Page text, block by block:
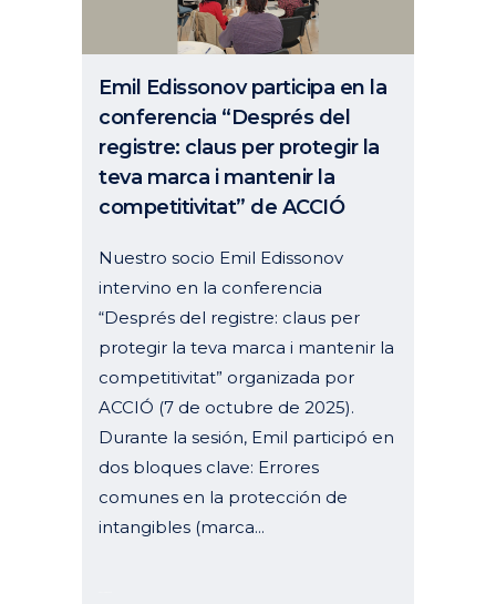
Emil Edissonov participa en la
conferencia “Després del
registre: claus per protegir la
teva marca i mantenir la
competitivitat” de ACCIÓ
Nuestro socio Emil Edissonov
intervino en la conferencia
“Després del registre: claus per
protegir la teva marca i mantenir la
competitivitat” organizada por
ACCIÓ (7 de octubre de 2025).
Durante la sesión, Emil participó en
dos bloques clave: Errores
comunes en la protección de
intangibles (marca...